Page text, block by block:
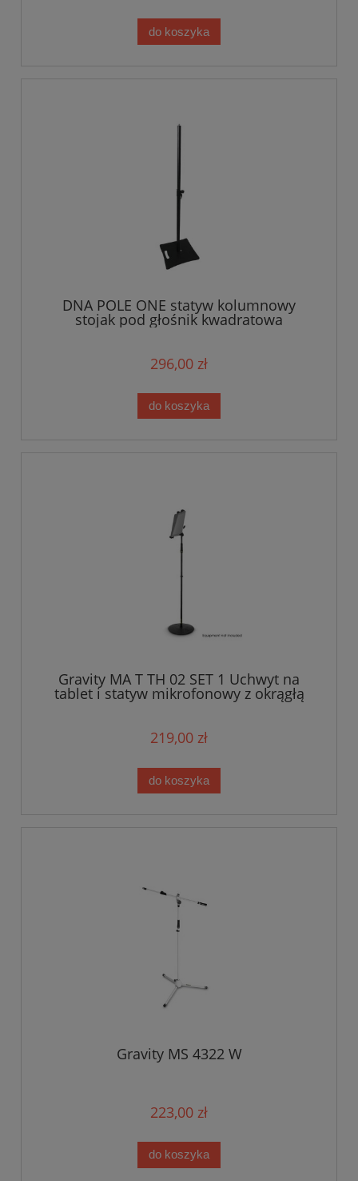
do koszyka
DNA POLE ONE statyw kolumnowy
stojak pod głośnik kwadratowa
podstawa regulowany 141-242 cm do 50
296,00 zł
do koszyka
Gravity MA T TH 02 SET 1 Uchwyt na
tablet i statyw mikrofonowy z okrągłą
podstawą serii Traveler
219,00 zł
do koszyka
Gravity MS 4322 W
223,00 zł
do koszyka